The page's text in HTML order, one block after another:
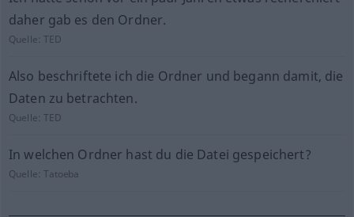
daher gab es den Ordner.
Quelle:TED
Also beschriftete ich die Ordner und begann damit, die
Daten zu betrachten.
Quelle:TED
In welchen Ordner hast du die Datei gespeichert?
Quelle:Tatoeba